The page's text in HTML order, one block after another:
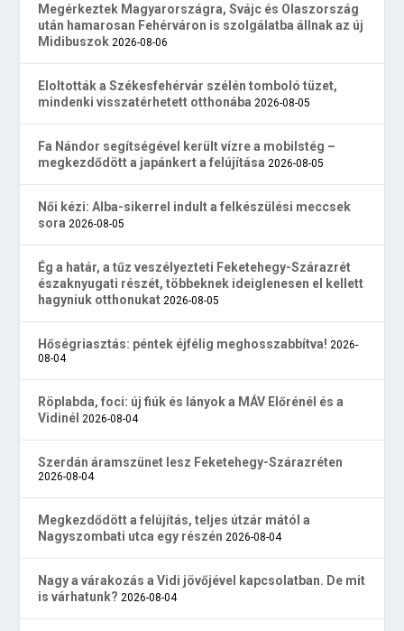
Megérkeztek Magyarországra, Svájc és Olaszország
után hamarosan Fehérváron is szolgálatba állnak az új
Midibuszok 2026-08-06
Eloltották a Székesfehérvár szélén tomboló tüzet,
mindenki visszatérhetett otthonába 2026-08-05
Fa Nándor segítségével került vízre a mobilstég –
megkezdődött a japánkert a felújítása 2026-08-05
Női kézi: Alba-sikerrel indult a felkészülési meccsek
sora 2026-08-05
Ég a határ, a tűz veszélyezteti Feketehegy-Szárazrét
északnyugati részét, többeknek ideiglenesen el kellett
hagyniuk otthonukat 2026-08-05
Hőségriasztás: péntek éjfélig meghosszabbítva! 2026-
08-04
Röplabda, foci: új fiúk és lányok a MÁV Előrénél és a
Vidinél 2026-08-04
Szerdán áramszünet lesz Feketehegy-Szárazréten
2026-08-04
Megkezdődött a felújítás, teljes útzár mától a
Nagyszombati utca egy részén 2026-08-04
Nagy a várakozás a Vidi jövőjével kapcsolatban. De mit
is várhatunk? 2026-08-04